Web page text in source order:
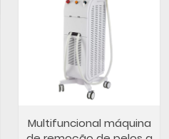
Multifuncional máquina